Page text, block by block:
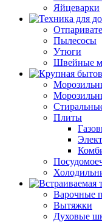
Яйцеварки
Пылесосы
Утюги
Швейные
Плиты
Варочные
Вытяжки
Духовые